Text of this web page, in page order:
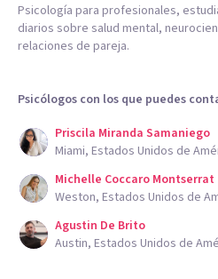
Psicología para profesionales,
diarios sobre salud mental,
relaciones de pareja.
Psicólogos con los que puedes
Priscila Miranda Samaniego
Miami, Estados Unidos de
Michelle Coccaro Montserrat
Weston, Estados Unidos de
Agustin De Brito
Austin, Estados Unidos de